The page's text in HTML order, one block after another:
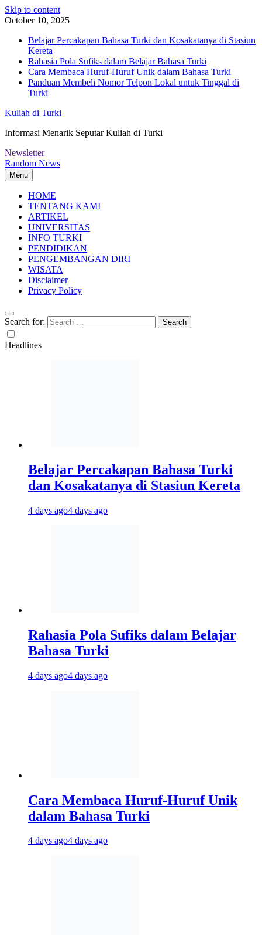
Skip to content
October 10, 2025
Belajar Percakapan Bahasa Turki dan Kosakatanya di Stasiun
Kereta
Rahasia Pola Sufiks dalam Belajar Bahasa Turki
Cara Membaca Huruf-Huruf Unik dalam Bahasa Turki
Panduan Membeli Nomor Telpon Lokal untuk Tinggal di
Turki
Kuliah di Turki
Informasi Menarik Seputar Kuliah di Turki
Newsletter
Random News
Menu
HOME
TENTANG KAMI
ARTIKEL
UNIVERSITAS
INFO TURKI
PENDIDIKAN
PENGEMBANGAN DIRI
WISATA
Disclaimer
Privacy Policy
Search for:
Headlines
Belajar Percakapan Bahasa Turki
dan Kosakatanya di Stasiun Kereta
4 days ago4 days ago
Rahasia Pola Sufiks dalam Belajar
Bahasa Turki
4 days ago4 days ago
Cara Membaca Huruf-Huruf Unik
dalam Bahasa Turki
4 days ago4 days ago